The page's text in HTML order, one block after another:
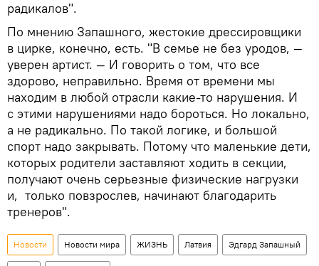
радикалов".
По мнению Запашного, жестокие дрессировщики
в цирке, конечно, есть. "В семье не без уродов, —
уверен артист. — И говорить о том, что все
здорово, неправильно. Время от времени мы
находим в любой отрасли какие-то нарушения. И
с этими нарушениями надо бороться. Но локально,
а не радикально. По такой логике, и большой
спорт надо закрывать. Потому что маленькие дети,
которых родители заставляют ходить в секции,
получают очень серьезные физические нагрузки
и, только повзрослев, начинают благодарить
тренеров".
Новости Новости мира ЖИЗНЬ Латвия Эдгард Запашный